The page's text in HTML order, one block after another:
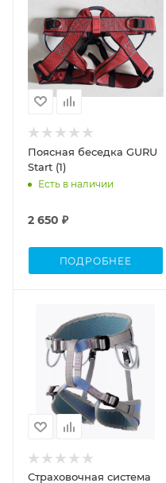
Поясная беседка GURU
Start (1)
Есть в наличии
2 650 ₽
ПОДРОБНЕЕ
Страховочная система